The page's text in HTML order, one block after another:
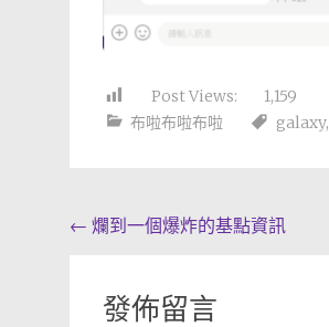
Post Views:
1,159
布啦布啦布啦
galaxy,
Post
← 爛到一個爆炸的基點資訊
發佈留言